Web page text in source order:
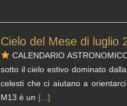
Cielo del Mese di luglio
CALENDARIO
sotto il cielo estivo dominato
celesti che ci aiutano a
M13 è un [...]